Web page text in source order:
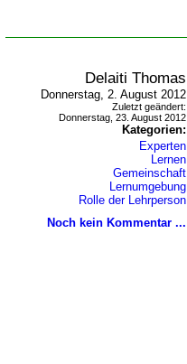
Delaiti Thomas
Donnerstag, 2. August 2012
Zuletzt geändert:
Donnerstag, 23. August 2012
Kategorien:
Experten
Lernen
Gemeinschaft
Lernumgebung
Rolle der Lehrperson
Noch kein Kommentar ...